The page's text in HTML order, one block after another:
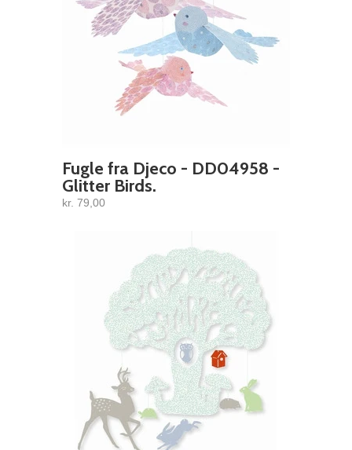
Fugle fra Djeco - DD04958 -
Glitter Birds.
kr. 79,00